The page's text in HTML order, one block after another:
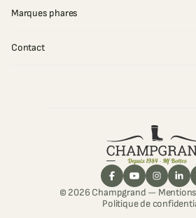
Marques phares
Contact
© 2026 Champgrand —
Politique de